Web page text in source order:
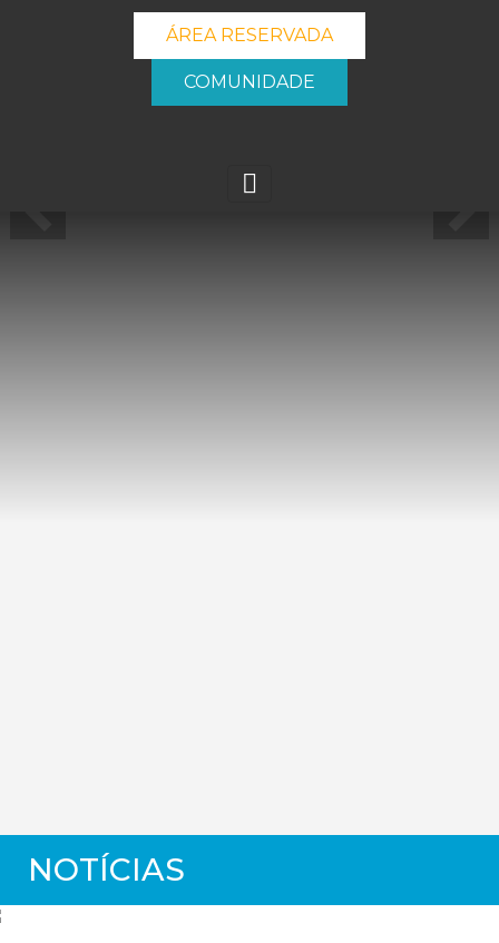
ÁREA RESERVADA
COMUNIDADE
NOTÍ­CIAS